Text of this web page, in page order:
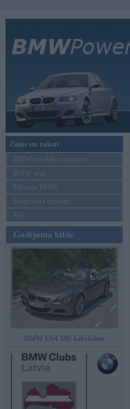
Ziņas un raksti
BMW modeļu jaunumi
BMW testi
Mēneša BMW
Sērijveida tūnings
Vel...
Gadījuma bilde
BMW E64 M6 kabriolets